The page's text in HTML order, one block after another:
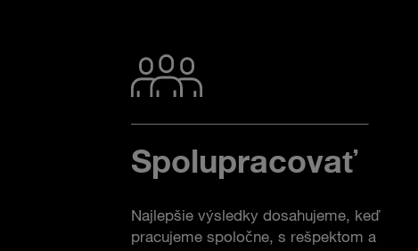
Spolupracovať
Najlepšie výsledky dosahujeme, keď
pracujeme spoločne, s rešpektom a